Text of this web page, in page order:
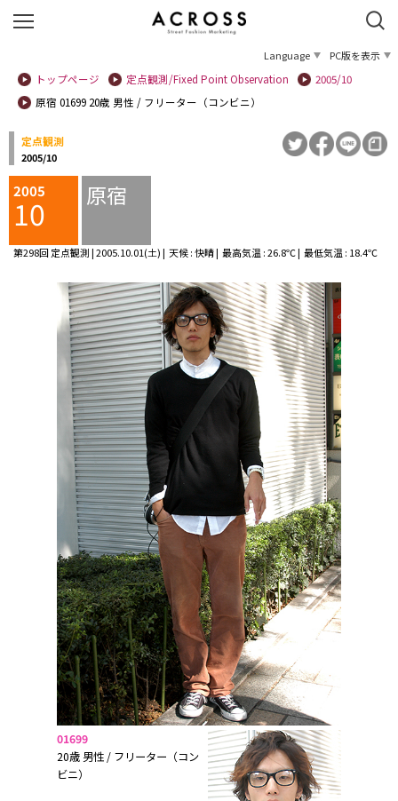
Language
PC版を表示
トップページ
定点観測/Fixed Point Observation
2005/10
原宿 01699 20歳 男性 / フリーター（コンビニ）
定点観測
2005/10
2005
10 原宿
第298回 定点観測 | 2005.10.01(土) | 天候 : 快晴 | 最高気温 : 26.8℃ | 最低気温 : 18.4℃
01699
20歳 男性 / フリーター（コン
ビニ）